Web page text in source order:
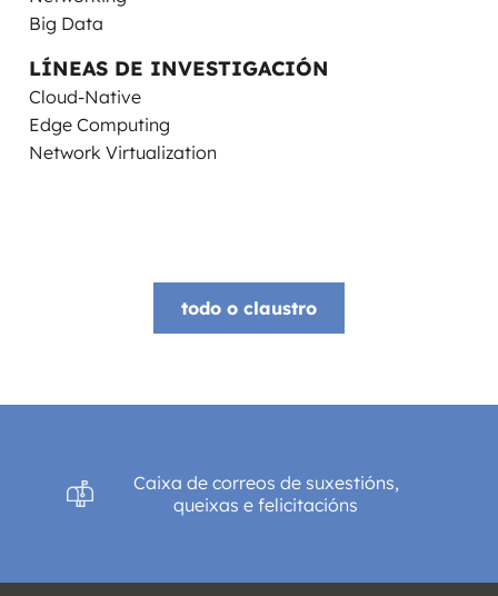
Big Data
LÍNEAS DE INVESTIGACIÓN
Cloud-Native
Edge Computing
Network Virtualization
todo o claustro
Caixa de correos de suxestións,
queixas e felicitacións